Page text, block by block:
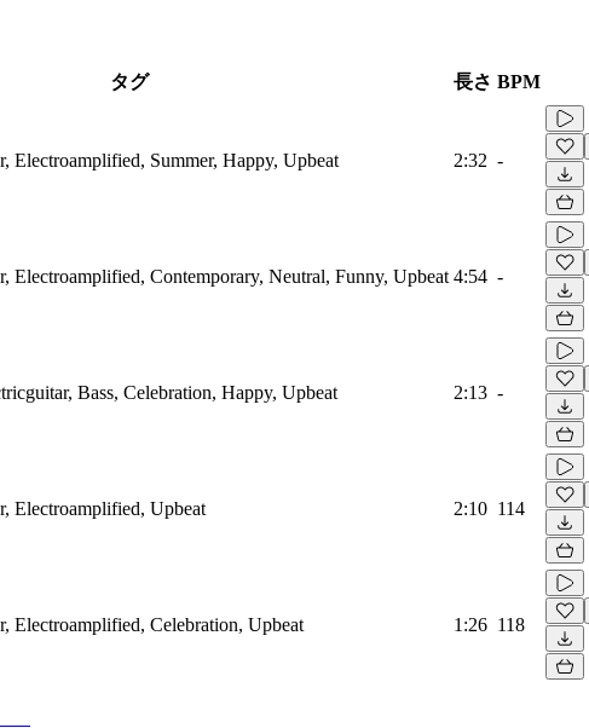
タグ 長さ BPM
Electroamplified, Summer, Happy, Upbeat 2:32 -
Electroamplified, Contemporary, Neutral, Funny, Upbeat 4:54 -
Bass, Celebration, Happy, Upbeat 2:13 -
Electroamplified, Upbeat 2:10 114
Electroamplified, Celebration, Upbeat 1:26 118